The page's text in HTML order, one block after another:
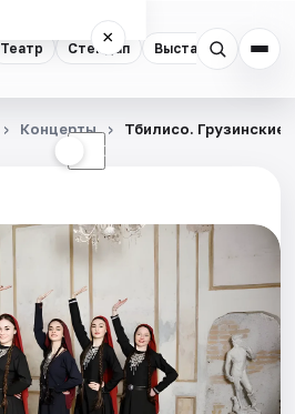
Театр Стендап Выставки
×
☾
Концерты Тбилисо. Грузинские